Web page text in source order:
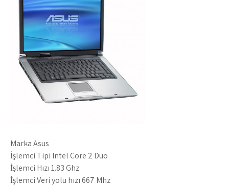
Marka Asus
İşlemci Tipi Intel Core 2 Duo
İşlemci Hızı 1.83 Ghz
İşlemci Veri yolu hızı 667 Mhz